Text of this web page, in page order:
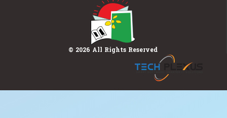
© 2026 All Rights Reserved